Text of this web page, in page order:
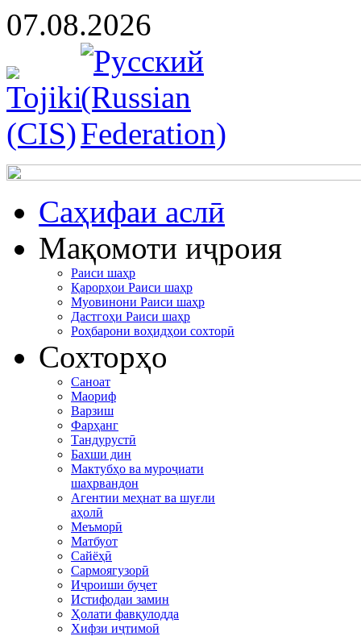
07.08.2026
Cаҳифаи аслӣ
Мақомоти иҷроия
Раиси шаҳр
Қарорҳои Раиси шаҳр
Муовинони Раиси шаҳр
Дастгоҳи Раиси шаҳр
Роҳбарони воҳидҳои сохторӣ
Сохторҳо
Саноат
Маориф
Варзиш
Фарҳанг
Тандурустӣ
Бахши дин
Мактубҳо ва муроҷиати
шаҳрвандон
Агентии меҳнат ва шуғли
аҳолӣ
Меъморӣ
Матбуот
Сайёҳӣ
Сармоягузорӣ
Иҷроиши буҷет
Истифодаи замин
Ҳолати фавқулодда
Хифзи иҷтимоӣ